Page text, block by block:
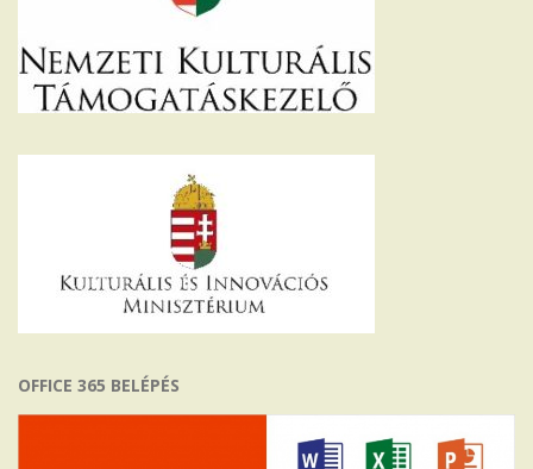
OFFICE 365 BELÉPÉS